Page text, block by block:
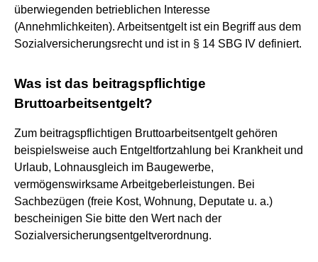
überwiegenden betrieblichen Interesse
(Annehmlichkeiten). Arbeitsentgelt ist ein Begriff aus dem
Sozialversicherungsrecht und ist in § 14 SBG IV definiert.
Was ist das beitragspflichtige
Bruttoarbeitsentgelt?
Zum beitragspflichtigen Bruttoarbeitsentgelt gehören
beispielsweise auch Entgeltfortzahlung bei Krankheit und
Urlaub, Lohnausgleich im Baugewerbe,
vermögenswirksame Arbeitgeberleistungen. Bei
Sachbezügen (freie Kost, Wohnung, Deputate u. a.)
bescheinigen Sie bitte den Wert nach der
Sozialversicherungsentgeltverordnung.